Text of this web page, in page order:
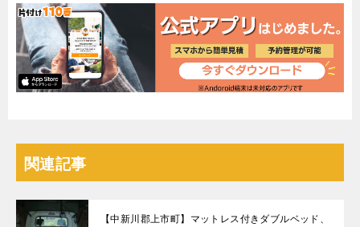
関連記事
【中新川郡上市町】マットレス付きダブルベッド、